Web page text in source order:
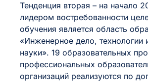
Тенденция вторая – на начало
лидером востребованности
обучения является область
«Инженерное дело, технологии
науки». 19 образовательных
профессиональных
организаций реализуются по